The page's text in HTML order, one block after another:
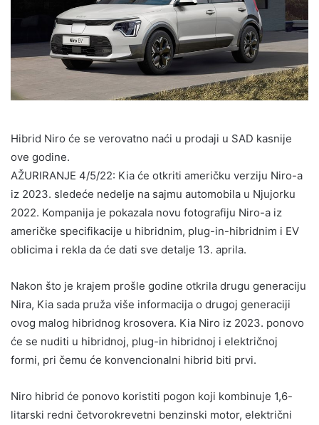
Hibrid Niro će se verovatno naći u prodaji u SAD kasnije
ove godine.
AŽURIRANJE 4/5/22: Kia će otkriti američku verziju Niro-a
iz 2023. sledeće nedelje na sajmu automobila u Njujorku
2022. Kompanija je pokazala novu fotografiju Niro-a iz
američke specifikacije u hibridnim, plug-in-hibridnim i EV
oblicima i rekla da će dati sve detalje 13. aprila.
Nakon što je krajem prošle godine otkrila drugu generaciju
Nira, Kia sada pruža više informacija o drugoj generaciji
ovog malog hibridnog krosovera. Kia Niro iz 2023. ponovo
će se nuditi u hibridnoj, plug-in hibridnoj i električnoj
formi, pri čemu će konvencionalni hibrid biti prvi.
Niro hibrid će ponovo koristiti pogon koji kombinuje 1,6-
litarski redni četvorokrevetni benzinski motor, električni